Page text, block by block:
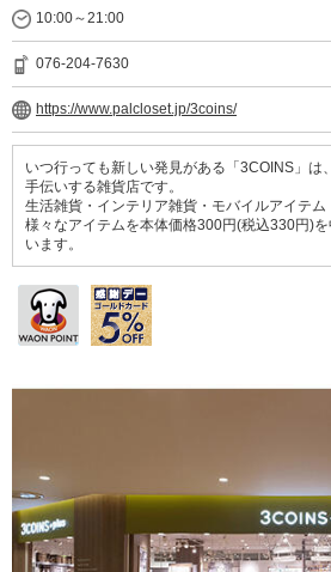
10:00～21:00
076-204-7630
https://www.palcloset.jp/3coins/
いつ行っても新しい発見がある「3COINS」は
手伝いする雑貨店です。
生活雑貨・インテリア雑貨・モバイルアイテム
様々なアイテムを本体価格300円(税込330円)
います。